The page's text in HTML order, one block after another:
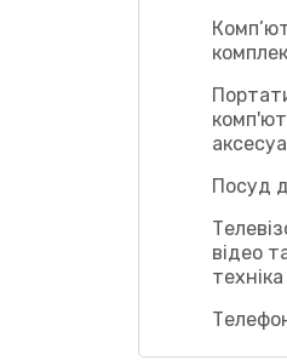
Посуд
відео
техніка